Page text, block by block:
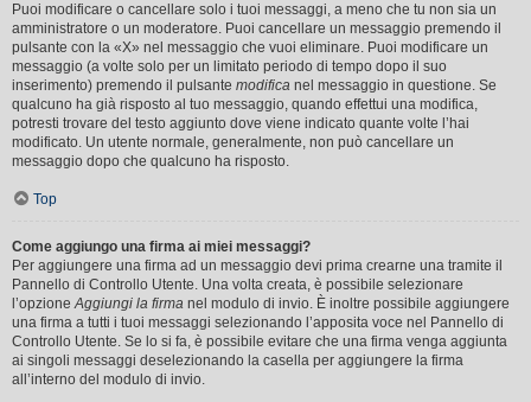
Puoi modificare o cancellare solo i tuoi messaggi, a meno che tu non sia un
amministratore o un moderatore. Puoi cancellare un messaggio premendo il
pulsante con la «X» nel messaggio che vuoi eliminare. Puoi modificare un
messaggio (a volte solo per un limitato periodo di tempo dopo il suo
inserimento) premendo il pulsante modifica nel messaggio in questione. Se
qualcuno ha già risposto al tuo messaggio, quando effettui una modifica,
potresti trovare del testo aggiunto dove viene indicato quante volte l’hai
modificato. Un utente normale, generalmente, non può cancellare un
messaggio dopo che qualcuno ha risposto.
Top
Come aggiungo una firma ai miei messaggi?
Per aggiungere una firma ad un messaggio devi prima crearne una tramite il
Pannello di Controllo Utente. Una volta creata, è possibile selezionare
l’opzioneAggiungi la firma nel modulo di invio. È inoltre possibile aggiungere
una firma a tutti i tuoi messaggi selezionando l’apposita voce nel Pannello di
Controllo Utente. Se lo si fa, è possibile evitare che una firma venga aggiunta
ai singoli messaggi deselezionando la casella per aggiungere la firma
all’interno del modulo di invio.